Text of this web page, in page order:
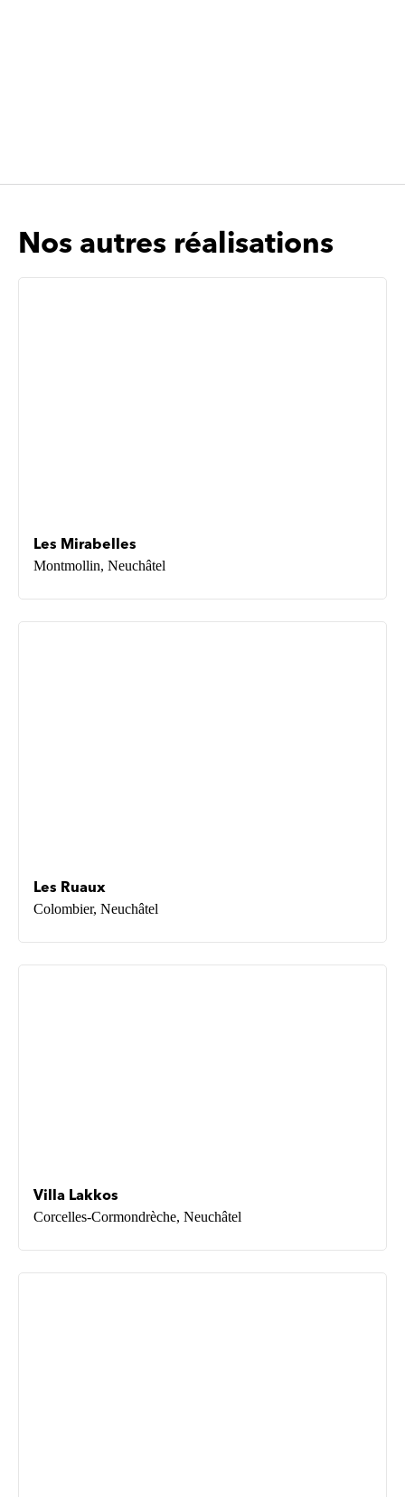
Nos autres réalisations
Les Mirabelles
Montmollin, Neuchâtel
Les Ruaux
Colombier, Neuchâtel
Villa Lakkos
Corcelles-Cormondrèche, Neuchâtel